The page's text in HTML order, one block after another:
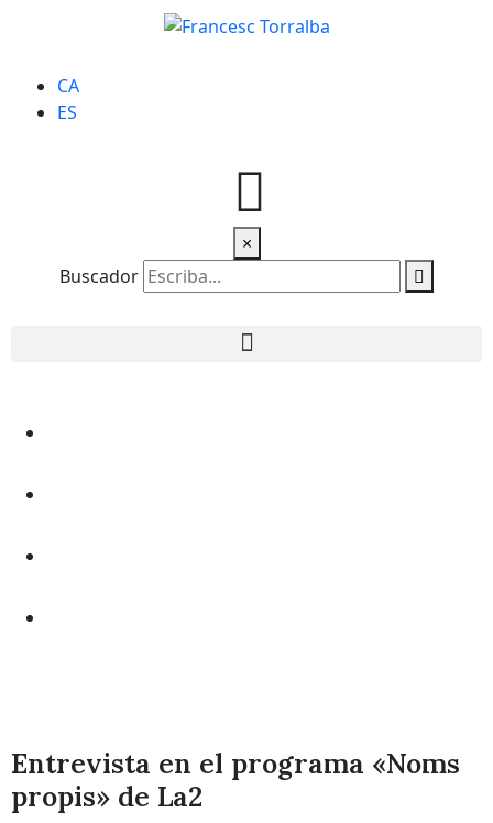
CA
ES
×
Buscador
Entrevista en el programa «Noms
propis» de La2